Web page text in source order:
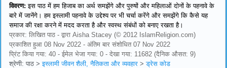
विवरण: इस पाठ में हम हिजाब का अर्थ समझेंगे और पुरुषों और महिलाओं दोनों के पहनावे के
बारे में जानेंगे। हम इस्लामी पहनावे के उद्देश्य पर भी चर्चा करेंगे और समझेंगे कि कैसे यह
समाज की रक्षा करने में मदद करता है और स्वस्थ संबंधों को बनाए रखता है।
प्रकार: लिखित पाठ - द्वारा Aisha Stacey (© 2012 IslamReligion.com)
प्रकाशित हुआ 08 Nov 2022 - अंतिम बार संशोधित 07 Nov 2022
प्रिंट किया गया: 40 - ईमेल भेजा गया: 0 - देखा गया: 11682 (दैनिक औसत: 9)
श्रेणी: पाठ >इस्लामी जीवन शैली, नैतिकता और व्यवहार >ड्रेस कोड